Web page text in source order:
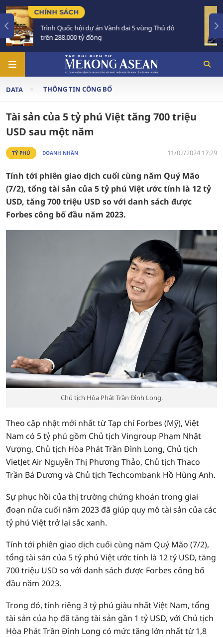
5 vùng Thủ đô
Tổng Bí thư, Chủ tịch nước Tô
DATA THÔNG TIN CÔNG BỐ
Tài sản của 5 tỷ phú Việt tăng 700 triệu
USD sau một năm
TỶ PHÚ DOANH NHÂN 11/02/2024 17:29
Tính tới phiên giao dịch cuối cùng năm Quý Mão
(7/2), tổng tài sản của 5 tỷ phú Việt ước tính là 12 tỷ
USD, tăng 700 triệu USD so với danh sách được
Forbes công bố đầu năm 2023.
Chủ tịch Hòa Phát Trần Đình Long.
Theo cập nhật mới nhất từ Tạp chí Forbes (Mỹ), Việt
Nam có 5 tỷ phú gồm Chủ tịch Vingroup Phạm Nhật
Vượng, Chủ tịch Hòa Phát Trần Đình Long, Chủ tịch
VietJet Air Nguyễn Thị Phương Thảo, Chủ tịch Thaco
Trần Bá Dương và Chủ tịch Techcombank Hồ Hùng Anh.
Sự phục hồi của thị trường chứng khoán trong giai
đoạn nửa cuối năm 2023 đã giúp quy mô tài sản của các
tỷ phú Việt trở lại sắc xanh.
Tính tới phiên giao dịch cuối cùng năm Quý Mão (7/2),
tổng tài sản của 5 tỷ phú Việt ước tính là 12 tỷ USD, tăng
700 triệu USD so với danh sách được Forbes công bố
đầu năm 2023.
Trong đó, tính riêng 3 tỷ phú giàu nhất Việt Nam, tổng
tài sản của họ đã tăng tài sản gần 1 tỷ USD, với Chủ tịch
Hòa Phát Trần Đình Long có mức tăng lớn nhất từ 1,8